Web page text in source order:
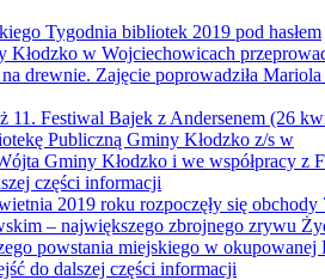
Tygodnia bibliotek 2019 pod hasłem
w Wojciechowicach
drewnie. Zajęcie poprowadziła Mariola
11. Festiwal Bajek z Andersenem (26
Publiczną Gminy Kłodzko z/s w
Gminy Kłodzko i we współpracy z
części informacji
2019 roku rozpoczęły się obchody
– największego zbrojnego zrywu
powstania miejskiego w okupowanej
do dalszej części informacji